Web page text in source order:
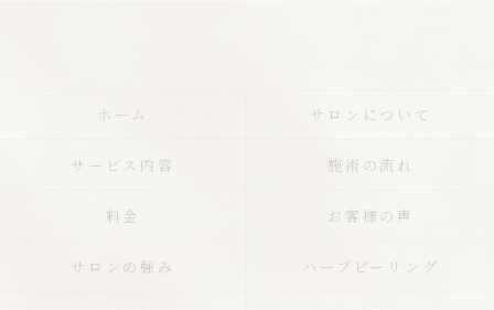
ホーム サロンについて
サービス内容 施術の流れ
料金 お客様の声
サロンの強み ハーブピーリング